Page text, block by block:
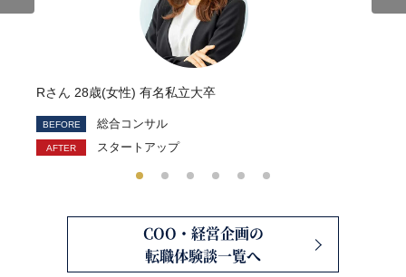
Rさん 28歳(女性) 有名私立大卒
総合コンサル
スタートアップ
COO・経営企画の
転職体験談一覧へ